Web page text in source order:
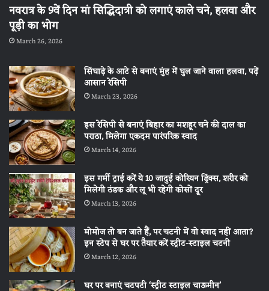
नवरात्र के 9वें दिन मां सिद्धिदात्री को लगाएं काले चने, हलवा और
पूड़ी का भोग
March 26, 2026
सिंघाड़े के आटे से बनाएं मुंह में घुल जाने वाला हलवा, पढ़ें
आसान रेसिपी
March 23, 2026
इस रेसिपी से बनाएं बिहार का मशहूर चने की दाल का
पराठा, मिलेगा एकदम पारंपरिक स्वाद
March 14, 2026
इस गर्मी ट्राई करें ये 10 जादुई कोरियन ड्रिंक्स, शरीर को
मिलेगी ठंडक और लू भी रहेगी कोसों दूर
March 13, 2026
मोमोज तो बन जाते हैं, पर चटनी में वो स्वाद नहीं आता?
इन स्टेप से घर पर तैयार करें स्ट्रीट-स्टाइल चटनी
March 12, 2026
घर पर बनाएं चटपटी ‘स्ट्रीट स्टाइल चाऊमीन’